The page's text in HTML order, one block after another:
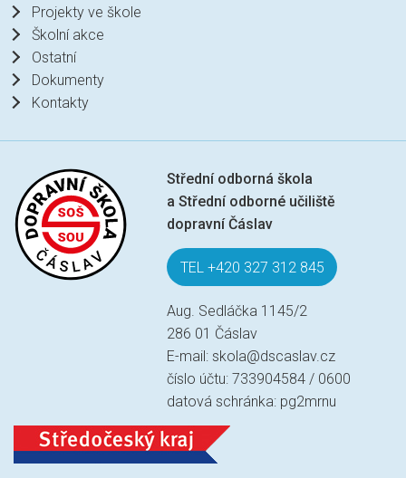
Projekty ve škole
Školní akce
Ostatní
Dokumenty
Kontakty
Střední odborná škola
a Střední odborné učiliště
dopravní Čáslav
TEL +420 327 312 845
Aug. Sedláčka 1145/2
286 01 Čáslav
E-mail:skola@dscaslav.cz
číslo účtu: 733904584 / 0600
datová schránka: pg2mrnu